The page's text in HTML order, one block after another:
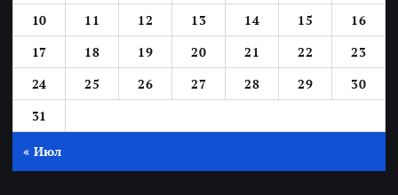
10
11 12 13 14 15
16
17
18 19 20 21 22
23
24
25 26 27 28 29
30
31
« Июл